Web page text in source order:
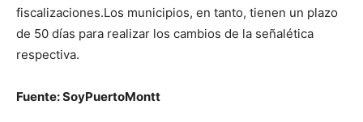
fiscalizaciones.Los municipios, en tanto, tienen un plazo
de 50 días para realizar los cambios de la señalética
respectiva.
Fuente: SoyPuertoMontt